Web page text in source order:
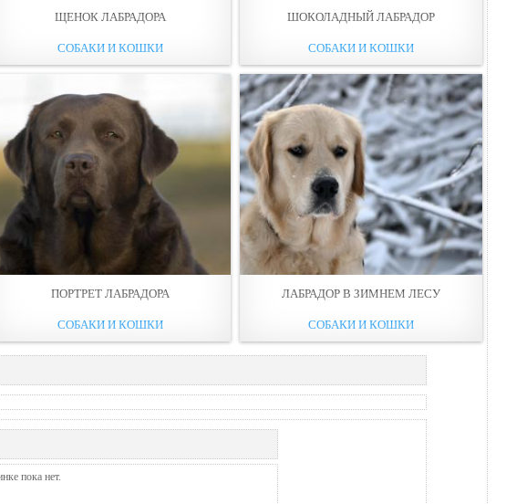
ЩЕНОК ЛАБРАДОРА
СОБАКИ И КОШКИ
ШОКОЛАДНЫЙ ЛАБРАДОР
СОБАКИ И КОШКИ
ПОРТРЕТ ЛАБРАДОРА
СОБАКИ И КОШКИ
ЛАБРАДОР В ЗИМНЕМ ЛЕСУ
СОБАКИ И КОШКИ
пока нет.